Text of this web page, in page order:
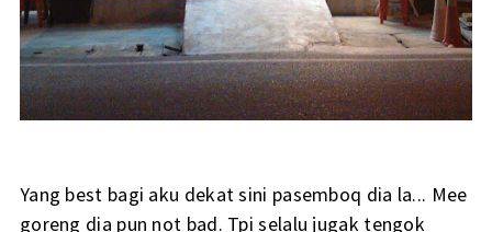
Yang best bagi aku dekat sini pasemboq dia la... Mee
goreng dia pun not bad. Tpi selalu jugak tengok